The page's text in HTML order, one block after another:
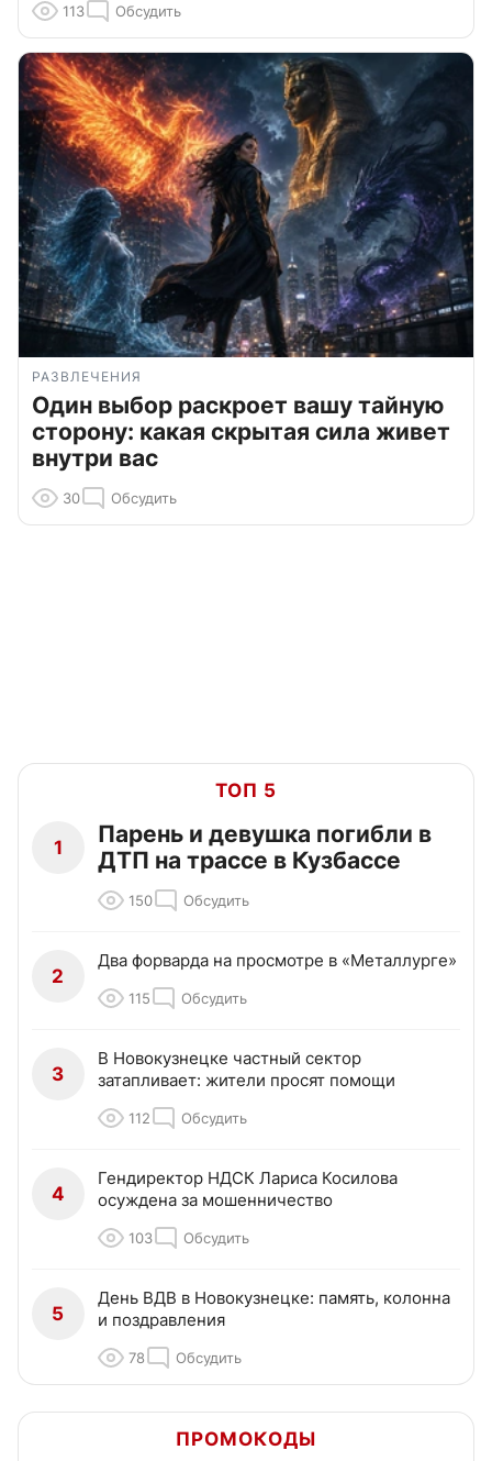
113 Обсудить
РАЗВЛЕЧЕНИЯ
Один выбор раскроет вашу тайную
сторону: какая скрытая сила живет
внутри вас
30 Обсудить
ТОП 5
1
Парень и девушка погибли в
ДТП на трассе в Кузбассе
150 Обсудить
2
Два форварда на просмотре в «Металлурге»
115 Обсудить
3
В Новокузнецке частный сектор
затапливает: жители просят помощи
112 Обсудить
4
Гендиректор НДСК Лариса Косилова
осуждена за мошенничество
103 Обсудить
5
День ВДВ в Новокузнецке: память, колонна
и поздравления
78 Обсудить
ПРОМОКОДЫ